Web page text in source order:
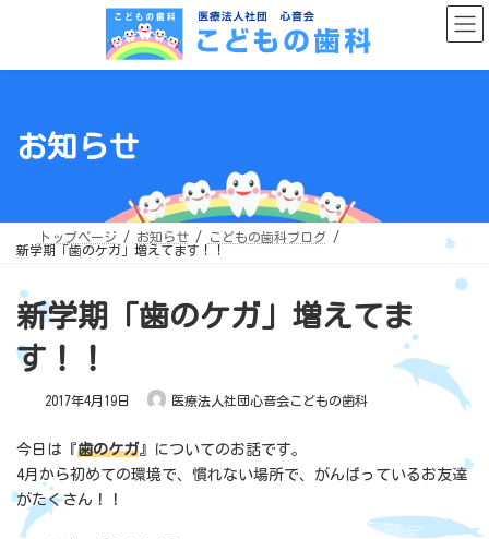
ツ
シ
お知らせ
トップページ お知らせ
こどもの歯科ブログ
新学期「歯のケガ」増えてます！！
新学期「歯のケガ」増えてま
す！！
2017年4月19日 医療法人社団心音会こどもの歯科
今日は『歯のケガ』についてのお話です。
4月から初めての環境で、慣れない場所で、がんばっているお友達
がたくさん！！